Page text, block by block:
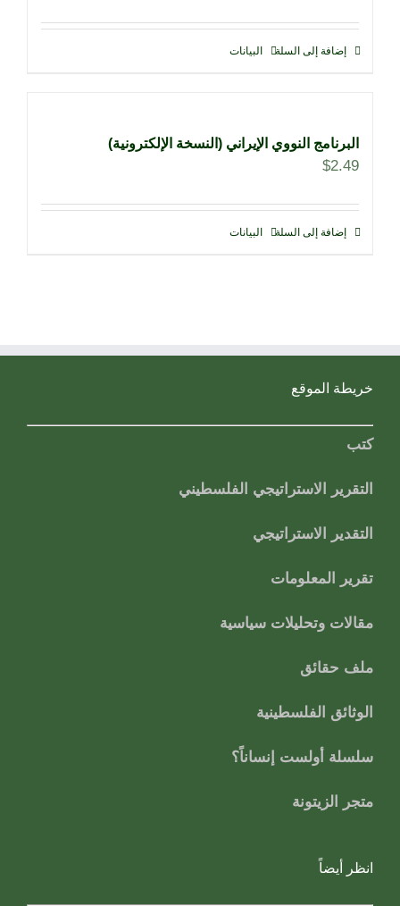
إضافة إلى السلة البيانات
البرنامج النووي الإيراني (النسخة الإلكترونية)
$2.49
إضافة إلى السلة البيانات
خريطة الموقع
كتب
التقرير الاستراتيجي الفلسطيني
التقدير الاستراتيجي
تقرير المعلومات
مقالات وتحليلات سياسية
ملف حقائق
الوثائق الفلسطينية
سلسلة أولست إنساناً؟
متجر الزيتونة
انظر أيضاً